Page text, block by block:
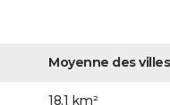
Moyenne des villes
18,1 km²